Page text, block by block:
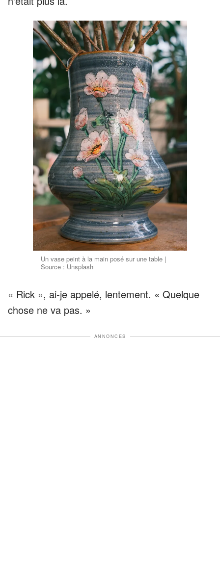
Un vase peint à la main posé sur une table |
Source : Unsplash
« Rick », ai-je appelé, lentement. « Quelque
chose ne va pas. »
ANNONCES